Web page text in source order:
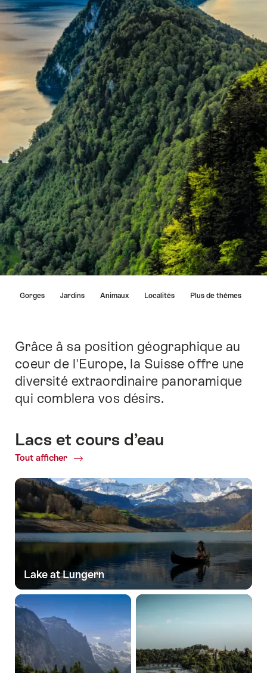
directement
aux
points
forts
sur
cette
Gorges Jardins Animaux Localités Plus de thèmes
Introduction
Grâce â sa position géographique au
coeur de l'Europe, la Suisse offre une
diversité extraordinaire panoramique
qui comblera vos désirs.
Lacs et cours d’eau
Tout afficher
Common.Of
et
cours
d’eau
Lake at Lungern